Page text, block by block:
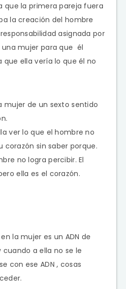
que la primera pareja fuera
la creación del hombre
asignada por
una mujer para que él
que ella vería lo que él no
mujer de un sexto sentido
ver lo que el hombre no
corazón sin saber porque.
no logra percibir. El
ella es el corazón.
la mujer es un ADN de
a ella no se le
con ese ADN , cosas